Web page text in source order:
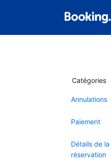
Catégories
Annulations
Paiement
Détails de la
réservation